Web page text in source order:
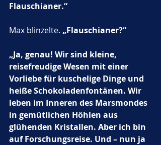
Flauschianer.“
Max blinzelte. „Flauschianer?“
„Ja, genau! Wir sind kleine,
reisefreudige Wesen mit einer
Vorliebe für kuschelige Dinge und
heiße Schokoladenfontänen. Wir
leben im Inneren des Marsmondes
in gemütlichen Höhlen aus
glühenden Kristallen. Aber ich bin
auf Forschungsreise. Und – nun ja